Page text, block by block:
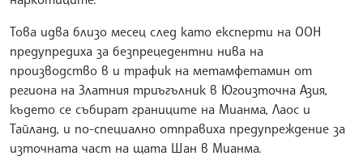
Това идва близо месец след като експерти на ООН
предупредиха за безпрецедентни нива на
производство в и трафик на метамфетамин от
региона на Златния триъгълник в Югоизточна Азия,
където се събират границите на Мианма, Лаос и
Тайланд, и по-специално отправиха предупреждение за
източната част на щата Шан в Мианма.